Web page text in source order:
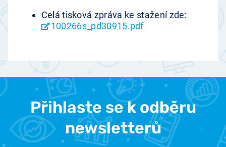
Celá tisková zpráva ke stažení zde:
100266s_pd30915.pdf
Přihlaste se k odběru
newsletterů